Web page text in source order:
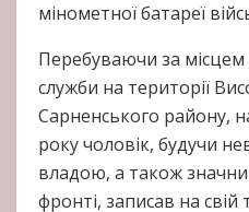
мінометної батареї
Перебуваючи за місцем
служби на території
Сарненського району,
року чоловік, будучи
владою, а також
фронті, записав на